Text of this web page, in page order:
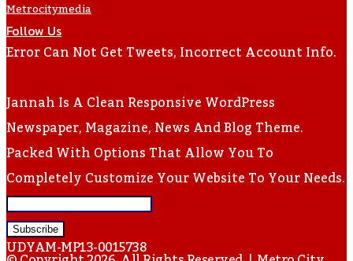
Metrocitymedia
Follow Us
Error Can Not Get Tweets, Incorrect Account Info.
Jannah Is A Clean Responsive WordPress
Newspaper, Magazine, News And Blog Theme.
Packed With Options That Allow You To
Completely Customize Your Website To Your Needs.
Enter
Your
Email
UDYAM-MP13-0015738